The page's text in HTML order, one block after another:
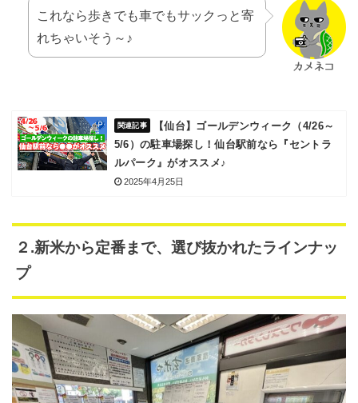
これなら歩きでも車でもサックっと寄
れちゃいそう～♪
【仙台】ゴールデンウィーク（4/26～
5/6）の駐車場探し！仙台駅前なら『セントラ
ルパーク』がオススメ♪
2025年4月25日
２.新米から定番まで、選び抜かれたラインナッ
プ